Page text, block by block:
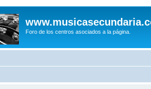
Foro de los centros asociados a la página.